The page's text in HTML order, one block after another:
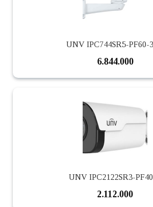
UNV IPC744SR5-PF60-
6.844.000
UNV IPC2122SR3-
2.112.000